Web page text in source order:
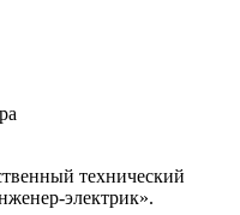
технический
электрик».